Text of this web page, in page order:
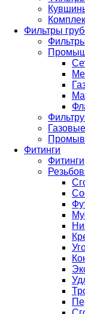
Фильтры
Газовые
Фитинги
Фитинги